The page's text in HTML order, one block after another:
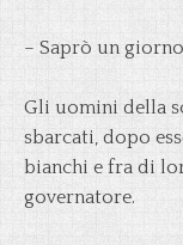
– Saprò un
Gli uomini della
sbarcati, dopo
bianchi e fra di
governatore.